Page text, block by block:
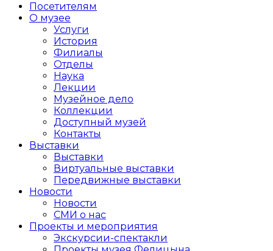
Посетителям
О музее
Услуги
История
Филиалы
Отделы
Наука
Лекции
Музейное дело
Коллекции
Доступный музей
Контакты
Выставки
Выставки
Виртуальные выставки
Передвижные выставки
Новости
Новости
СМИ о нас
Проекты и мероприятия
Экскурсии-спектакли